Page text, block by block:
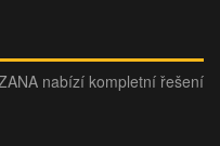
nabízí kompletní řešení